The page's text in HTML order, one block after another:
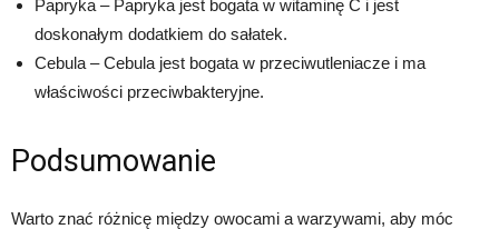
Papryka – Papryka jest bogata w witaminę C i jest
doskonałym dodatkiem do sałatek.
Cebula – Cebula jest bogata w przeciwutleniacze i ma
właściwości przeciwbakteryjne.
Podsumowanie
Warto znać różnicę między owocami a warzywami, aby móc